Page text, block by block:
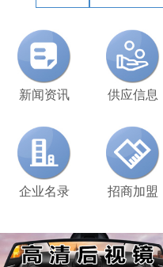
新闻资讯 供应信息
企业名录 招商加盟